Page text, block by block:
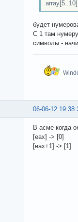
будет
С 1 там
символы -
06-06-12
В асме когда
[eax] -> [0]
[eax+1] -> [1]